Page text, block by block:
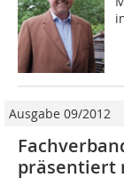
Ausgabe 09/2012
präsentiert